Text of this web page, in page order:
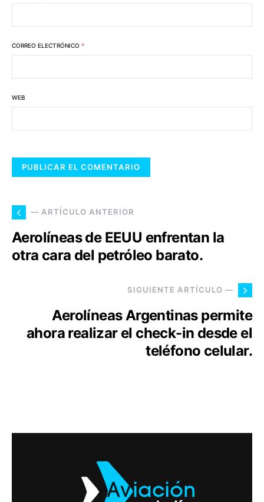
CORREO ELECTRÓNICO *
WEB
— ARTÍCULO ANTERIOR
Aerolíneas de EEUU enfrentan la
otra cara del petróleo barato.
SIGUIENTE ARTÍCULO —
Aerolíneas Argentinas permite
ahora realizar el check-in desde el
teléfono celular.